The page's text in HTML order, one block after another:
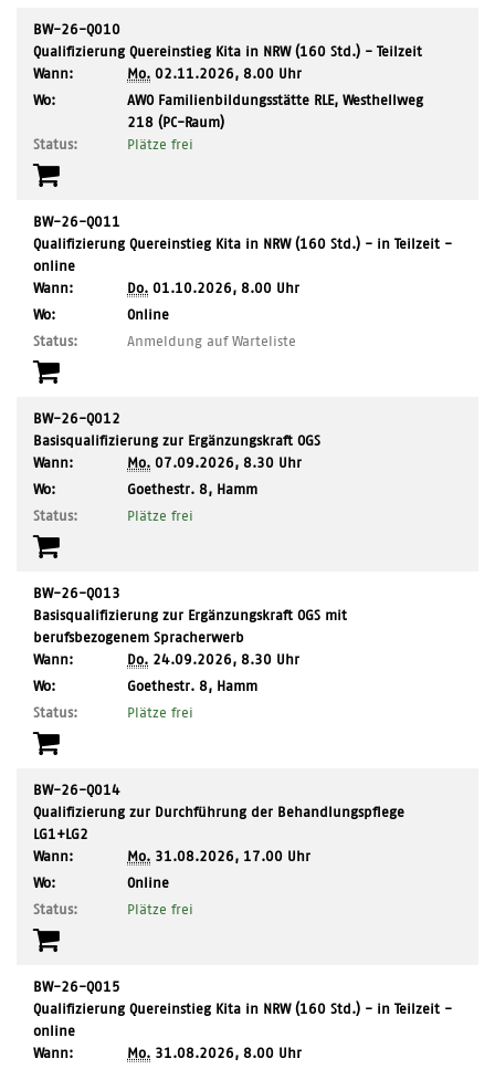
BW-26-Q010
Qualifizierung Quereinstieg Kita in NRW (160 Std.) - Teilzeit
Wann:
Mo. 02.11.2026, 8.00 Uhr
Wo:
,
Ort:
AWO Familienbildungsstätte RLE, Westhellweg
218 (PC-Raum)
Status:
Plätze frei
BW-26-Q011
Qualifizierung Quereinstieg Kita in NRW (160 Std.) - in Teilzeit -
online
Wann:
Do. 01.10.2026, 8.00 Uhr
Wo:
,
Ort:
Online
Status:
Anmeldung auf Warteliste
BW-26-Q012
Basisqualifizierung zur Ergänzungskraft OGS
Wann:
Mo. 07.09.2026, 8.30 Uhr
Wo:
,
Ort:
Goethestr. 8, Hamm
Status:
Plätze frei
BW-26-Q013
Basisqualifizierung zur Ergänzungskraft OGS mit
berufsbezogenem Spracherwerb
Wann:
Do. 24.09.2026, 8.30 Uhr
Wo:
,
Ort:
Goethestr. 8, Hamm
Status:
Plätze frei
BW-26-Q014
Qualifizierung zur Durchführung der Behandlungspflege
LG1+LG2
Wann:
Mo. 31.08.2026, 17.00 Uhr
Wo:
,
Ort:
Online
Status:
Plätze frei
BW-26-Q015
Qualifizierung Quereinstieg Kita in NRW (160 Std.) - in Teilzeit -
online
Wann:
Mo. 31.08.2026, 8.00 Uhr